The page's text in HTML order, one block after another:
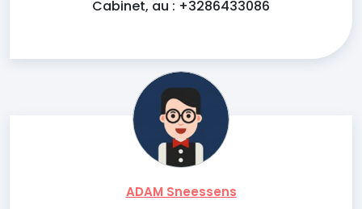
Cabinet, au : +3286433086
ADAM Sneessens